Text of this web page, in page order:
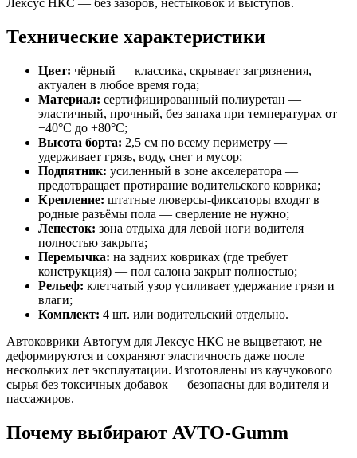
Технические характеристики
Цвет: чёрный — классика, скрывает загрязнения,
актуален в любое время года;
Материал: сертифицированный полиуретан —
эластичный, прочный, без запаха при температурах от
−40°C до +80°C;
Высота борта: 2,5 см по всему периметру —
удерживает грязь, воду, снег и мусор;
Подпятник: усиленный в зоне акселератора —
предотвращает протирание водительского коврика;
Крепление: штатные люверсы-фиксаторы входят в
родные разъёмы пола — сверление не нужно;
Лепесток: зона отдыха для левой ноги водителя
полностью закрыта;
Перемычка: на задних ковриках (где требует
конструкция) — пол салона закрыт полностью;
Рельеф: клетчатый узор усиливает удержание грязи и
влаги;
Комплект: 4 шт. или водительский отдельно.
Автоковрики Автогум для Лексус НКС не выцветают, не
деформируются и сохраняют эластичность даже после
нескольких лет эксплуатации. Изготовлены из каучукового
сырья без токсичных добавок — безопасны для водителя и
пассажиров.
Почему выбирают AVTO-Gumm